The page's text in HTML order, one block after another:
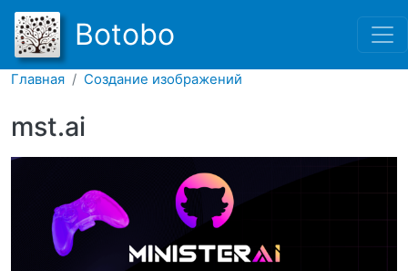
Перейти к основному
Botobo
Главная Создание изображений
mst.ai